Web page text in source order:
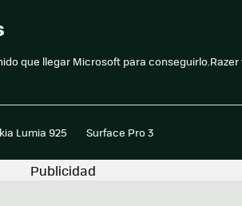
que llegar Microsoft para conseguirlo.Razer
Lumia 925 Surface Pro 3